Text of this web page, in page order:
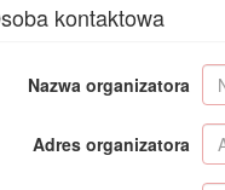
kontaktowa
Nazwa organizatora
Adres organizatora